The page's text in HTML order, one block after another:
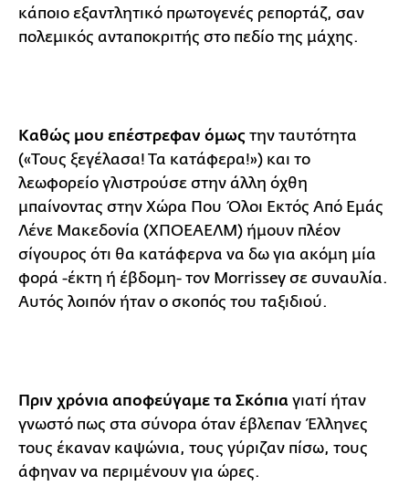
κάποιο εξαντλητικό πρωτογενές ρεπορτάζ, σαν
πολεμικός ανταποκριτής στο πεδίο της μάχης.
Καθώς μου επέστρεφαν όμως την ταυτότητα
(«Τους ξεγέλασα! Τα κατάφερα!») και το
λεωφορείο γλιστρούσε στην άλλη όχθη
μπαίνοντας στην Χώρα Που Όλοι Εκτός Από Εμάς
Λένε Μακεδονία (ΧΠΟΕΑΕΛΜ) ήμουν πλέον
σίγουρος ότι θα κατάφερνα να δω για ακόμη μία
φορά -έκτη ή έβδομη- τον Morrissey σε συναυλία.
Αυτός λοιπόν ήταν ο σκοπός του ταξιδιού.
Πριν χρόνια αποφεύγαμε τα Σκόπια γιατί ήταν
γνωστό πως στα σύνορα όταν έβλεπαν Έλληνες
τους έκαναν καψώνια, τους γύριζαν πίσω, τους
άφηναν να περιμένουν για ώρες.